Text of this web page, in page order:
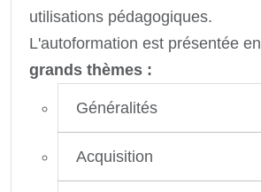
utilisations pédagogiques.
L'autoformation est présentée en
grands thèmes :
Généralités
Acquisition